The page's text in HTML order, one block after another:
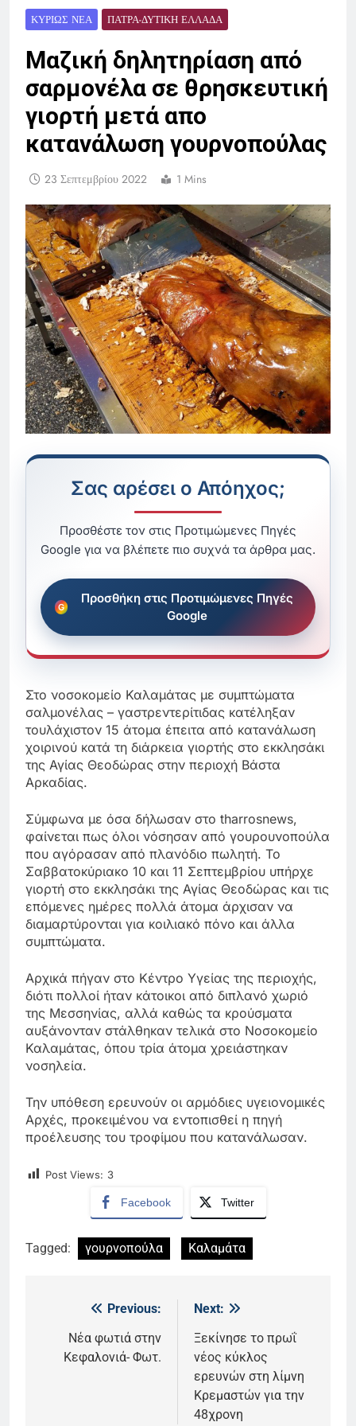
ΚΥΡΊΩΣ ΝΈΑ ΠΆΤΡΑ-ΔΥΤΙΚΉ ΕΛΛΆΔΑ
Μαζική δηλητηρίαση από
σαρμονέλα σε θρησκευτική
γιορτή μετά απο
κατανάλωση γουρνοπούλας
23 Σεπτεμβρίου 2022 1 Mins
Σας αρέσει ο Απόηχος;
Προσθέστε τον στις Προτιμώμενες Πηγές
Google για να βλέπετε πιο συχνά τα άρθρα μας.
Προσθήκη στις Προτιμώμενες Πηγές
Google
Στο νοσοκομείο Καλαμάτας με συμπτώματα
σαλμονέλας – γαστρεντερίτιδας κατέληξαν
τουλάχιστον 15 άτομα έπειτα από κατανάλωση
χοιρινού κατά τη διάρκεια γιορτής στο εκκλησάκι
της Αγίας Θεοδώρας στην περιοχή Βάστα
Αρκαδίας.
Σύμφωνα με όσα δήλωσαν στo tharrosnews,
φαίνεται πως όλοι νόσησαν από γουρουνοπούλα
που αγόρασαν από πλανόδιο πωλητή. Το
Σαββατοκύριακο 10 και 11 Σεπτεμβρίου υπήρχε
γιορτή στο εκκλησάκι της Αγίας Θεοδώρας και τις
επόμενες ημέρες πολλά άτομα άρχισαν να
διαμαρτύρονται για κοιλιακό πόνο και άλλα
συμπτώματα.
Αρχικά πήγαν στο Κέντρο Υγείας της περιοχής,
διότι πολλοί ήταν κάτοικοι από διπλανό χωριό
της Μεσσηνίας, αλλά καθώς τα κρούσματα
αυξάνονταν στάλθηκαν τελικά στο Νοσοκομείο
Καλαμάτας, όπου τρία άτομα χρειάστηκαν
νοσηλεία.
Την υπόθεση ερευνούν οι αρμόδιες υγειονομικές
Αρχές, προκειμένου να εντοπισθεί η πηγή
προέλευσης του τροφίμου που κατανάλωσαν.
Post Views: 3
Facebook Twitter
Tagged: γουρνοπούλα Καλαμάτα
Πλοήγηση
άρθρων
Previous:
Νέα φωτιά στην
Κεφαλονιά- Φωτ.
Next:
Ξεκίνησε το πρωΐ
νέος κύκλος
ερευνών στη λίμνη
Κρεμαστών για την
48χρονη